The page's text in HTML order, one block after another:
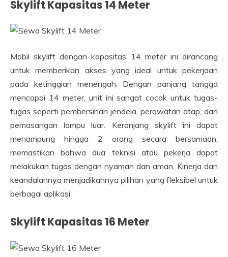
Skylift Kapasitas 14 Meter
Mobil skylift dengan kapasitas 14 meter ini dirancang
untuk memberikan akses yang ideal untuk pekerjaan
pada ketinggian menengah. Dengan panjang tangga
mencapai 14 meter, unit ini sangat cocok untuk tugas-
tugas seperti pembersihan jendela, perawatan atap, dan
pemasangan lampu luar. Keranjang skylift ini dapat
menampung hingga 2 orang secara bersamaan,
memastikan bahwa dua teknisi atau pekerja dapat
melakukan tugas dengan nyaman dan aman. Kinerja dan
keandalannya menjadikannya pilihan yang fleksibel untuk
berbagai aplikasi.
Skylift Kapasitas 16 Meter